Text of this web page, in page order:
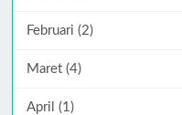
Februari (2)
Maret (4)
April (1)